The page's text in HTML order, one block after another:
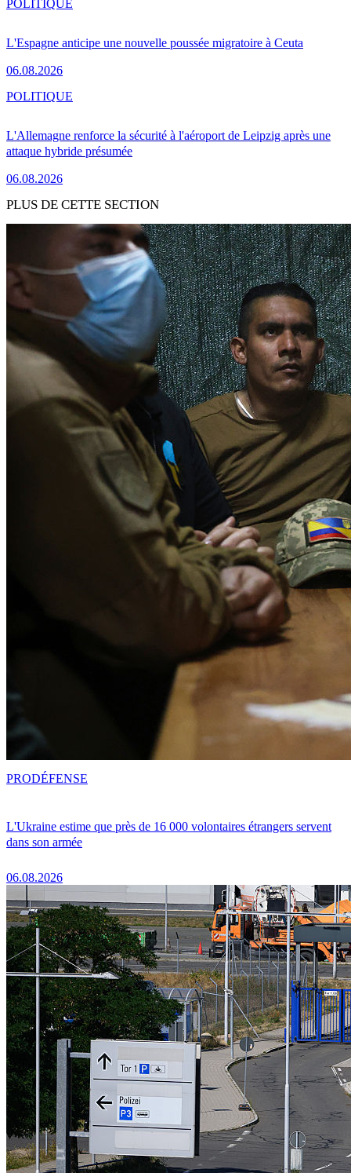
L'Espagne anticipe une nouvelle poussée migratoire à Ceuta
06.08.2026
POLITIQUE
L'Allemagne renforce la sécurité à l'aéroport de Leipzig après une
attaque hybride présumée
06.08.2026
POLITIQUE
PLUS DE CETTE SECTION
L'Ukraine estime que près de 16 000 volontaires étrangers servent
dans son armée
06.08.2026
PRODÉFENSE